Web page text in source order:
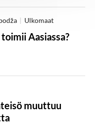
Ulkomaat
Aasiassa?
muuttuu